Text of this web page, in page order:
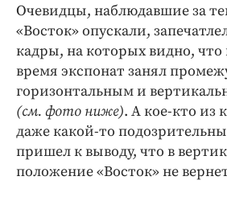
Очевидцы, наблюдавшие за
«Восток» опускали,
кадры, на которых видно, что
время экспонат занял
горизонтальным и
(см. фото ниже). А кое-кто из
даже какой-то
пришел к выводу, что в
положение «Восток» не